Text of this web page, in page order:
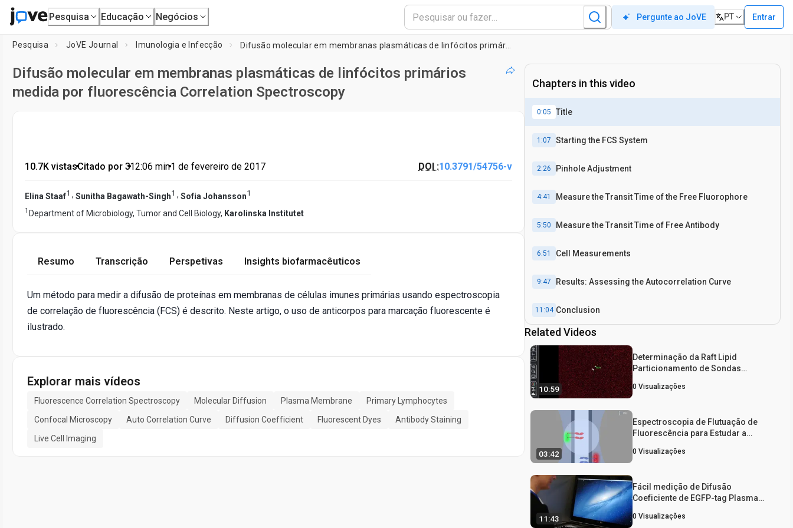
Pesquisa Educação Negócios Pergunte ao JoVE PT Entrar
Pesquisa JoVE Journal Imunologia e Infecção
Difusão molecular em membranas plasmáticas de linfócitos primários
medida por fluorescência Correlation Spectroscopy
10.7K vistas•Citado por 3•12:06 min•1 de fevereiro de 2017 DOI :10.3791/54756-v
Elina Staaf1 , Sunitha Bagawath-Singh1 , Sofia Johansson1
1 Department of Microbiology, Tumor and Cell Biology, Karolinska Institutet
Resumo Transcrição Perspetivas Insights biofarmacêuticos
Um método para medir a difusão de proteínas em membranas de células imunes primárias usando espectroscopia
de correlação de fluorescência (FCS) é descrito. Neste artigo, o uso de anticorpos para marcação fluorescente é
ilustrado.
Explorar mais vídeos
Fluorescence Correlation Spectroscopy Molecular Diffusion Plasma Membrane
Primary Lymphocytes
Confocal Microscopy
Auto Correlation Curve Diffusion Coefficient Fluorescent Dyes
Antibody Staining
Live Cell Imaging
Chapters in this video
0:05 Title
1:07 Starting the FCS System
2:26 Pinhole Adjustment
4:41 Measure the Transit Time of the Free Fluorophore
5:50 Measure the Transit Time of Free Antibody
6:51 Cell Measurements
9:47 Results: Assessing the Autocorrelation Curve
11:04 Conclusion
Related Videos
10:59
Determinação da Raft Lipid
Particionamento de Sondas
células vivas por Espectroscopia de
0 Visualizações
03:42
Espectroscopia de Flutuação de
Fluorescência para Estudar a
Celulares
0 Visualizações
11:43
Fácil medição de Difusão
Coeficiente de EGFP-tag Plasma
Space espectroscopia de
0 Visualizações